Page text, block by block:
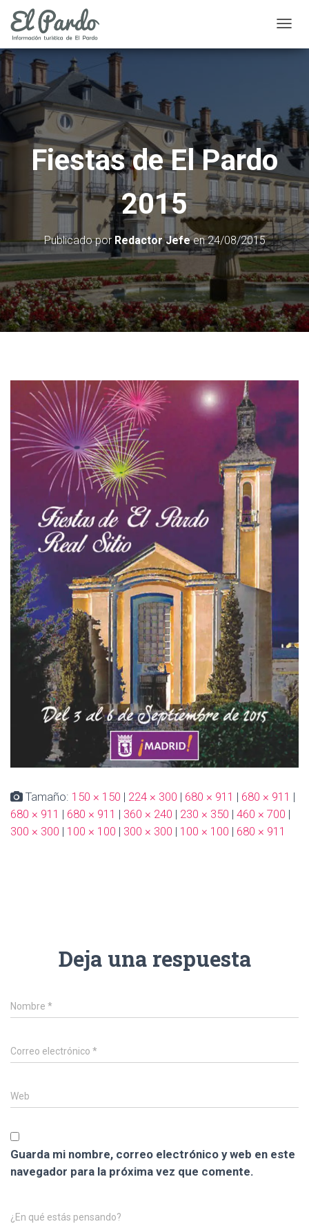
A
M
O
O
D
E
A
E
G
I
N
Fiestas de El Pardo
2015
Publicado por Redactor Jefeen24/08/2015
Tamaño: 150 × 150 | 224 × 300 | 680 × 911 | 680 × 911 |
680 × 911 | 680 × 911 | 360 × 240 | 230 × 350 | 460 × 700 |
300 × 300 | 100 × 100 | 300 × 300 | 100 × 100 | 680 × 911
Deja una respuesta
Nombre *
Correo electrónico *
Web
Guarda mi nombre, correo electrónico y web en este
navegador para la próxima vez que comente.
¿En qué estás pensando?